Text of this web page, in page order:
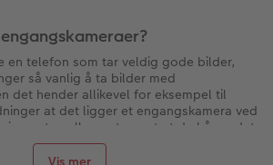
en telefon som tar veldig gode bilder,
så vanlig å ta bilder med
det hender allikevel for eksempel til
at det ligger et engangskamera ved
verten eller vertsparet at de håper det
av festlighetene, som man kan glede
festlige begivenhetene kan for